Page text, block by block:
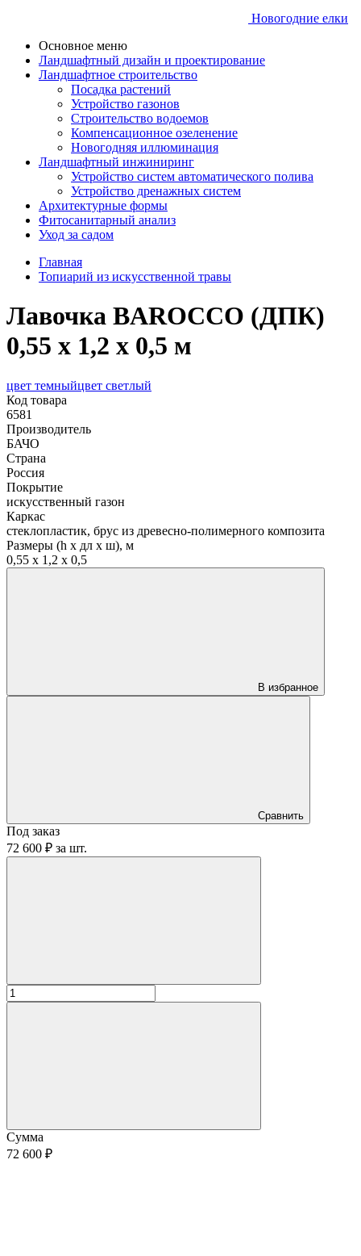
Новогодние елки
Основное меню
Ландшафтный дизайн и проектирование
Ландшафтное строительство
Посадка растений
Устройство газонов
Строительство водоемов
Компенсационное озеленение
Новогодняя иллюминация
Ландшафтный инжиниринг
Устройство систем автоматического полива
Устройство дренажных систем
Aрхитектурные формы
Фитосанитарный анализ
Уход за садом
Главная
Топиарий из искусственной травы
Лавочка BAROCCO (ДПК)
0,55 х 1,2 х 0,5 м
цвет темныйцвет светлый
Код товара
6581
Производитель
БАЧО
Страна
Россия
Покрытие
искусственный газон
Каркас
стеклопластик, брус из древесно-полимерного композита
Размеры (h х дл х ш), м
0,55 х 1,2 х 0,5
В избранное
Сравнить
Под заказ
72 600 ₽ за шт.
Сумма
72 600 ₽